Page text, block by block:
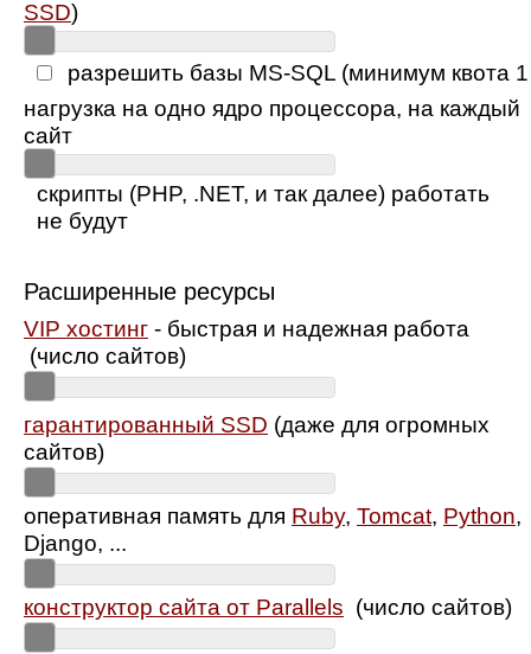
SSD)
разрешить базы MS-SQL (минимум квота
нагрузка на одно ядро процессора, на каждый
сайт
скрипты (PHP, .NET, и так далее) работать
не будут
Расширенные ресурсы
VIP хостинг - быстрая и надежная работа
(число сайтов)
гарантированный SSD (даже для огромных
сайтов)
оперативная память для Ruby, Tomcat, Python,
Django, ...
конструктор сайта от Parallels (число сайтов)